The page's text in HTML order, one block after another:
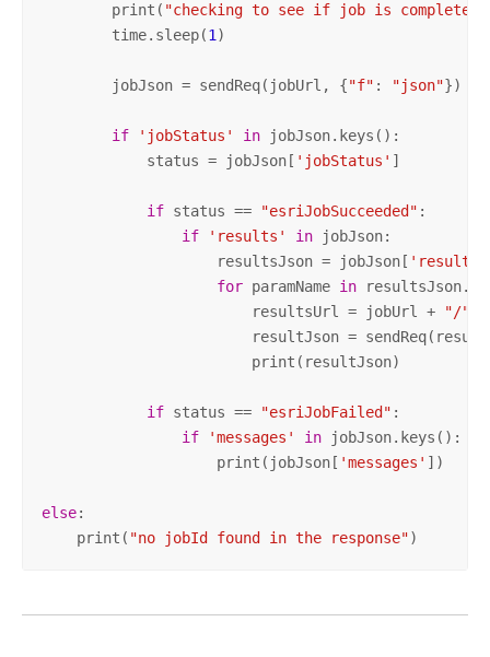
        print(
"checking to see if job is
        time.sleep(
1)
        jobJson = sendReq(jobUrl, {
"f" : "json"})
if 'jobStatus' in jobJson.keys():
            status = jobJson[
'jobStatus' ]
if status == "esriJobSucceeded" :
if
'results' in jobJson:
                    resultsJson = jobJson[
'results'
for paramName in
                        resultsUrl = jobUrl +
"/"
resultJson =
                        print(resultJson)
if status == "esriJobFailed" :
if
'messages' in jobJson.keys():
                    print(jobJson[
'messages' ])
else:
    print(
"no jobId found in the response")